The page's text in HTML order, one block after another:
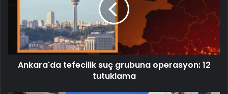
Ankara'da tefecilik suç grubuna operasyon: 12
tutuklama